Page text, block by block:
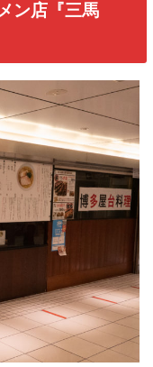
ン店『三馬